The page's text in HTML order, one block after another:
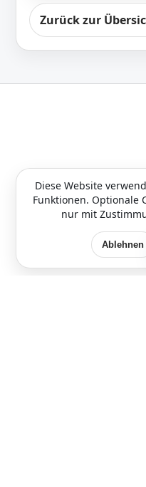
Zurück zur
Diese Website
Funktionen. Optionale
nur mit
Ablehnen